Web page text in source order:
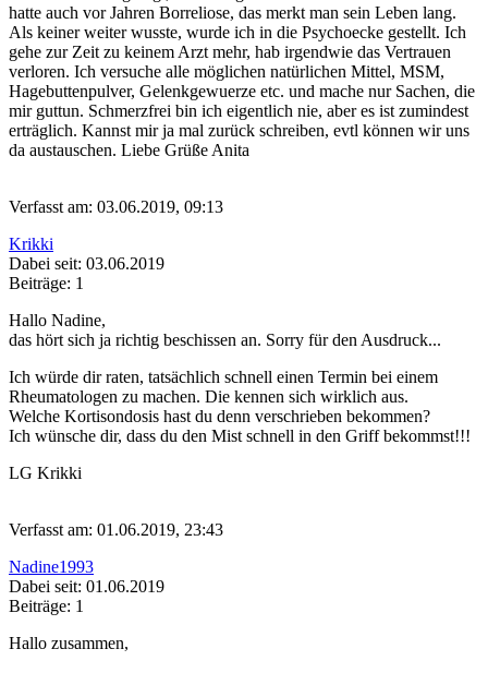
hatte auch vor Jahren Borreliose, das merkt man sein Leben lang.
Als keiner weiter wusste, wurde ich in die Psychoecke gestellt. Ich
gehe zur Zeit zu keinem Arzt mehr, hab irgendwie das Vertrauen
verloren. Ich versuche alle möglichen natürlichen Mittel, MSM,
Hagebuttenpulver, Gelenkgewuerze etc. und mache nur Sachen, die
mir guttun. Schmerzfrei bin ich eigentlich nie, aber es ist zumindest
erträglich. Kannst mir ja mal zurück schreiben, evtl können wir uns
da austauschen. Liebe Grüße Anita
Verfasst am: 03.06.2019, 09:13
Krikki
Dabei seit: 03.06.2019
Beiträge: 1
Hallo Nadine,
das hört sich ja richtig beschissen an. Sorry für den Ausdruck...
Ich würde dir raten, tatsächlich schnell einen Termin bei einem
Rheumatologen zu machen. Die kennen sich wirklich aus.
Welche Kortisondosis hast du denn verschrieben bekommen?
Ich wünsche dir, dass du den Mist schnell in den Griff bekommst!!!
LG Krikki
Verfasst am: 01.06.2019, 23:43
Nadine1993
Dabei seit: 01.06.2019
Beiträge: 1
Hallo zusammen,